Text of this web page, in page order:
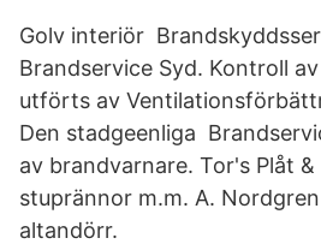
Golv interiör
Brandservice Syd. Kontroll
utförts av
Den stadgeenliga
av brandvarnare. Tor's Plåt
stuprännor m.m. A.
altandörr.